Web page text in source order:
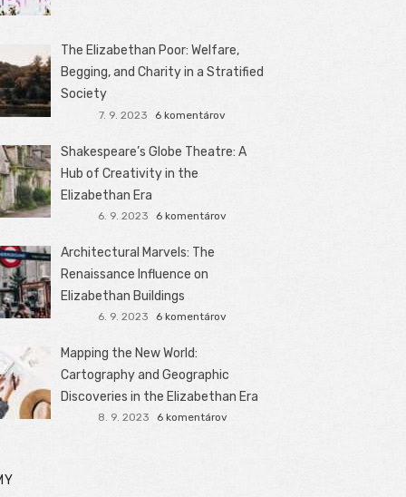
The Elizabethan Poor: Welfare,
Begging, and Charity in a Stratified
Society
7. 9. 2023 6 komentárov
Shakespeare’s Globe Theatre: A
Hub of Creativity in the
Elizabethan Era
6. 9. 2023 6 komentárov
Architectural Marvels: The
Renaissance Influence on
Elizabethan Buildings
6. 9. 2023 6 komentárov
Mapping the New World:
Cartography and Geographic
Discoveries in the Elizabethan Era
8. 9. 2023 6 komentárov